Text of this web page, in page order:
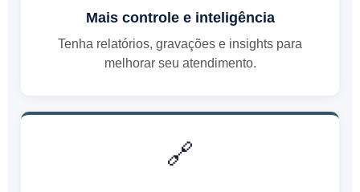
Mais controle e inteligência
Tenha relatórios, gravações e insights para
melhorar seu atendimento.
🔗